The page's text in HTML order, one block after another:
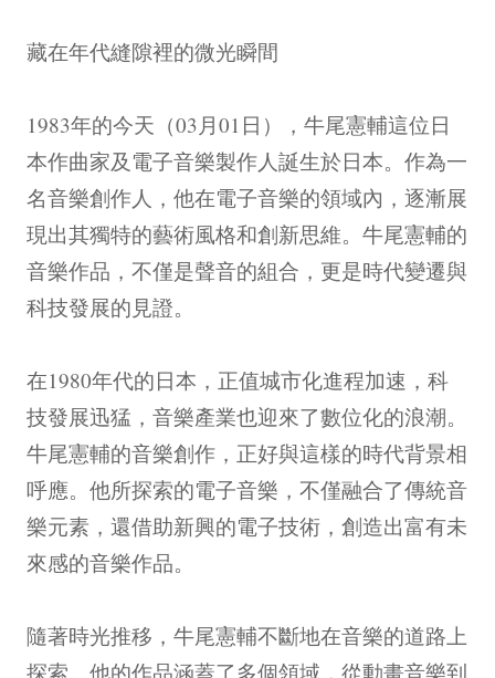
藏在年代縫隙裡的微光瞬間
1983年的今天（03月01日），牛尾憲輔這位日
本作曲家及電子音樂製作人誕生於日本。作為一
名音樂創作人，他在電子音樂的領域內，逐漸展
現出其獨特的藝術風格和創新思維。牛尾憲輔的
音樂作品，不僅是聲音的組合，更是時代變遷與
科技發展的見證。
在1980年代的日本，正值城市化進程加速，科
技發展迅猛，音樂產業也迎來了數位化的浪潮。
牛尾憲輔的音樂創作，正好與這樣的時代背景相
呼應。他所探索的電子音樂，不僅融合了傳統音
樂元素，還借助新興的電子技術，創造出富有未
來感的音樂作品。
隨著時光推移，牛尾憲輔不斷地在音樂的道路上
探索。他的作品涵蓋了多個領域，從動畫音樂到